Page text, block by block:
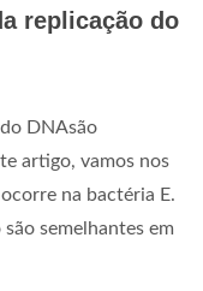
replicação do
DNAsão
artigo, vamos nos
na bactéria E.
semelhantes em